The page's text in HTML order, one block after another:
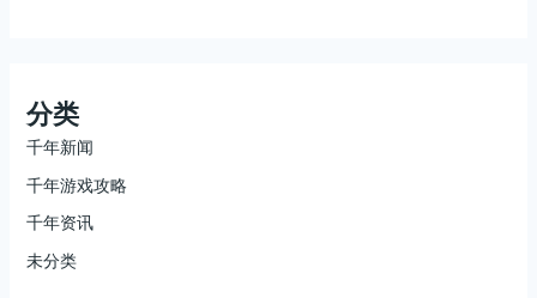
分类
千年新闻
千年游戏攻略
千年资讯
未分类